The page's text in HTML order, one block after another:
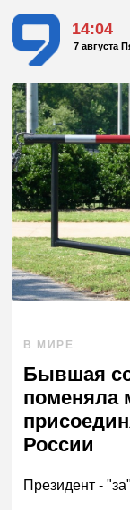
14:04
7 августа
В МИРЕ
Бывшая
поменяла
России
Президент -